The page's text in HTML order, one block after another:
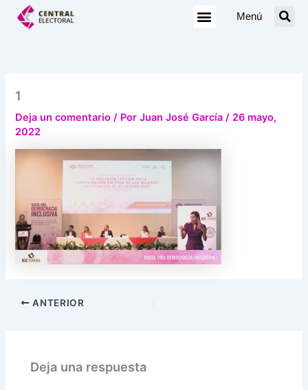
Menú
1
Deja un comentario / PorJuan José García/ 26 mayo,
2022
ANTERIOR
Deja una respuesta